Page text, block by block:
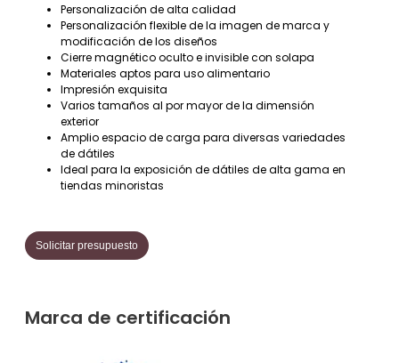
Personalización de alta calidad
Personalización flexible de la imagen de marca y
modificación de los diseños
Cierre magnético oculto e invisible con solapa
Materiales aptos para uso alimentario
Impresión exquisita
Varios tamaños al por mayor de la dimensión
exterior
Amplio espacio de carga para diversas variedades
de dátiles
Ideal para la exposición de dátiles de alta gama en
tiendas minoristas
Solicitar presupuesto
Marca de certificación